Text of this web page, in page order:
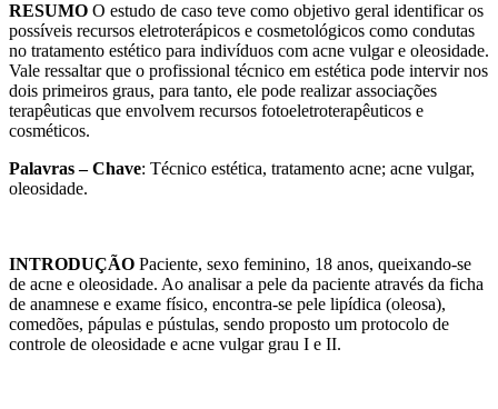
RESUMO O estudo de caso teve como objetivo geral identificar os
possíveis recursos eletroterápicos e cosmetológicos como condutas
no tratamento estético para indivíduos com acne vulgar e oleosidade.
Vale ressaltar que o profissional técnico em estética pode intervir nos
dois primeiros graus, para tanto, ele pode realizar associações
terapêuticas que envolvem recursos fotoeletroterapêuticos e
cosméticos.
Palavras – Chave: Técnico estética, tratamento acne; acne vulgar,
oleosidade.
INTRODUÇÃO Paciente, sexo feminino, 18 anos, queixando-se
de acne e oleosidade. Ao analisar a pele da paciente através da ficha
de anamnese e exame físico, encontra-se pele lipídica (oleosa),
comedões, pápulas e pústulas, sendo proposto um protocolo de
controle de oleosidade e acne vulgar grau I e II.